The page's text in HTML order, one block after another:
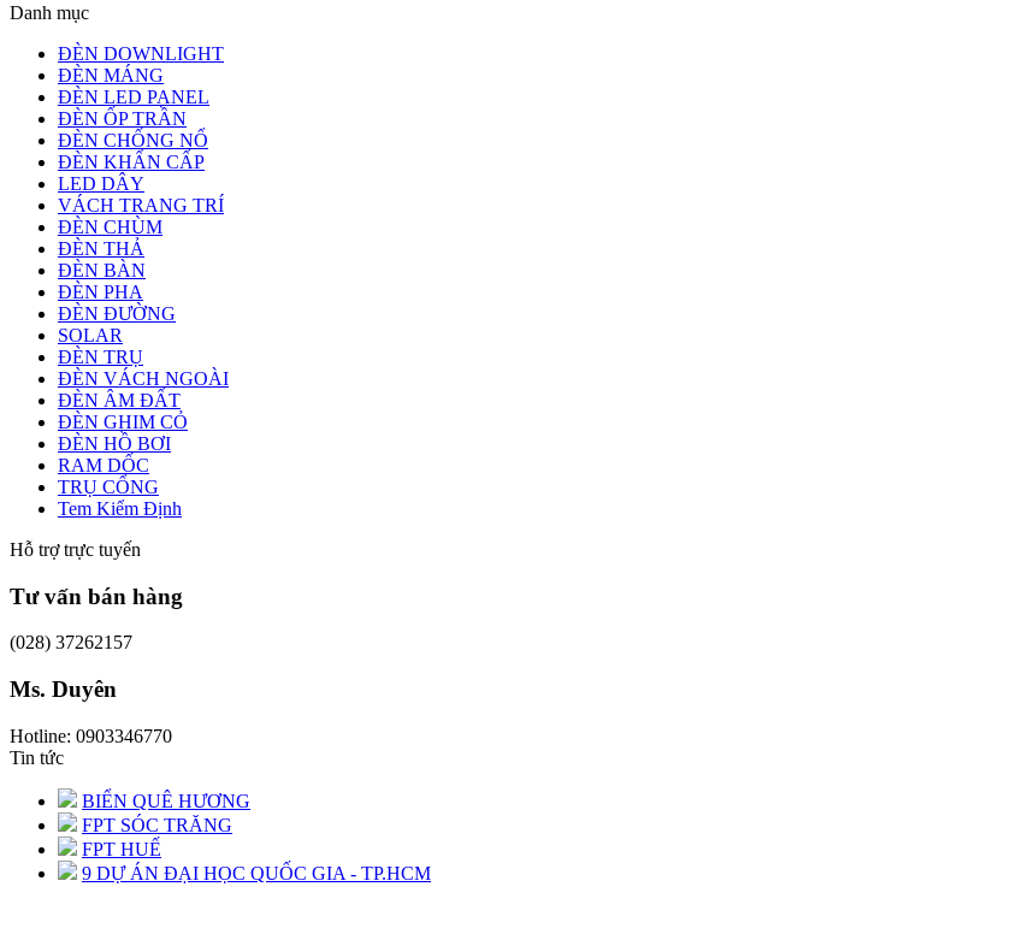
Danh mục
ĐÈN DOWNLIGHT
ĐÈN MÁNG
ĐÈN LED PANEL
ĐÈN ỐP TRẦN
ĐÈN CHỐNG NỔ
ĐÈN KHẨN CẤP
LED DÂY
VÁCH TRANG TRÍ
ĐÈN CHÙM
ĐÈN THẢ
ĐÈN BÀN
ĐÈN PHA
ĐÈN ĐƯỜNG
SOLAR
ĐÈN TRỤ
ĐÈN VÁCH NGOÀI
ĐÈN ÂM ĐẤT
ĐÈN GHIM CỎ
ĐÈN HỒ BƠI
RAM DỐC
TRỤ CỔNG
Tem Kiểm Định
Hỗ trợ trực tuyến
Tư vấn bán hàng
(028) 37262157
Ms. Duyên
Hotline: 0903346770
Tin tức
BIỂN QUÊ HƯƠNG
FPT SÓC TRĂNG
FPT HUẾ
9 DỰ ÁN ĐẠI HỌC QUỐC GIA - TP.HCM